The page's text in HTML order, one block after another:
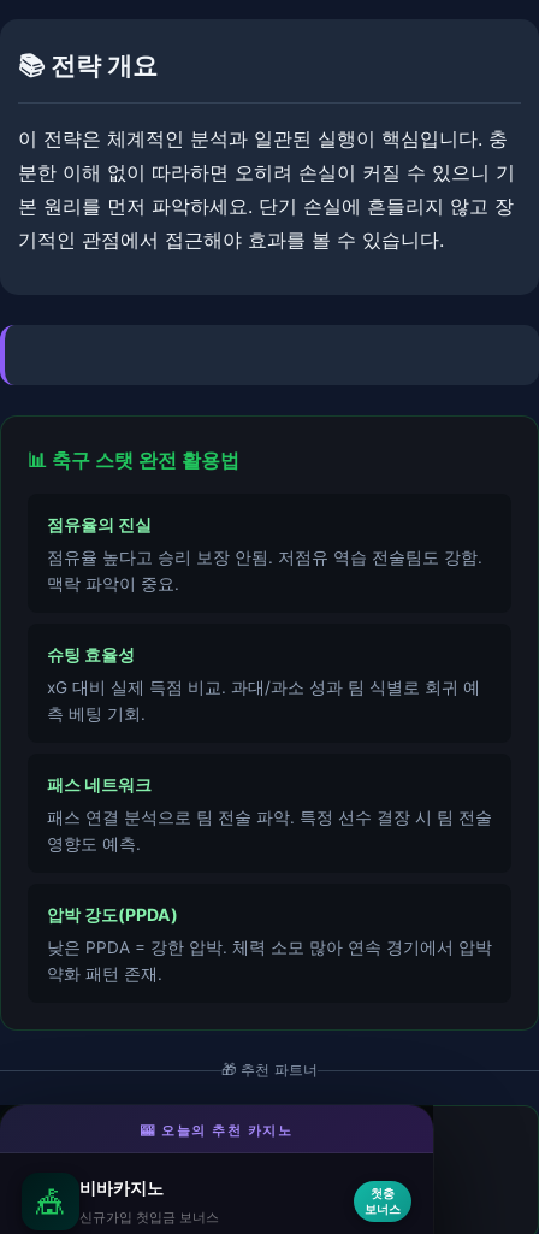
📚 전략 개요
이 전략은 체계적인 분석과 일관된 실행이 핵심입니다. ​​충
분한 이해 없이 따라하면 오히려 손실이 커질 수 있으니 기
본 원리를 먼저 파악하세요. ​단기 손실에 흔들리지 않고 장
기적인 관점에서 접근해야 효과를 볼 수 있습니다.
📊 축구 스탯 완전 활용법
점유율의 진실
점유율 높다고 승리 보장 안됨. 저점유 역습 전술팀도 강함.
맥락 파악이 중요.
슈팅 효율성
xG 대비 실제 득점 비교. 과대/과소 성과 팀 식별로 회귀 예
측 베팅 기회.
패스 네트워크
패스 연결 분석으로 팀 전술 파악. 특정 선수 결장 시 팀 전술
영향도 예측.
압박 강도(PPDA)
낮은 PPDA = 강한 압박. 체력 소모 많아 연속 경기에서 압박
약화 패턴 존재.
🎁 추천 파트너
🎁 롤링조건 500%
🎰 오늘의 추천 카지노
🎪 비바카지노
신규가입 첫입금 보너스
첫충
보너스